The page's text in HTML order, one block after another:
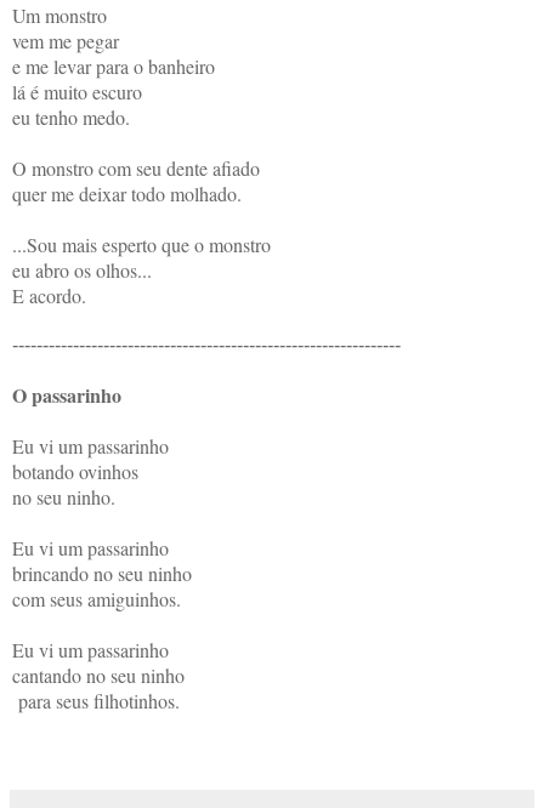
Um monstro
vem me pegar
e me levar para o banheiro
lá é muito escuro
eu tenho medo.
O monstro com seu dente afiado
quer me deixar todo molhado.
...Sou mais esperto que o monstro
eu abro os olhos...
E acordo.
----------------------------------------------------------------
O passarinho
Eu vi um passarinho
botando ovinhos
no seu ninho.
Eu vi um passarinho
brincando no seu ninho
com seus amiguinhos.
Eu vi um passarinho
cantando no seu ninho
para seus filhotinhos.